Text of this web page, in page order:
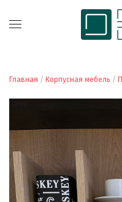
Главная / Корпусная мебель /